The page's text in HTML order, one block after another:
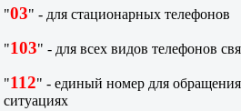
"03" - для стационарных телефонов
"103" - для всех видов телефонов
"112" - единый номер для
ситуациях